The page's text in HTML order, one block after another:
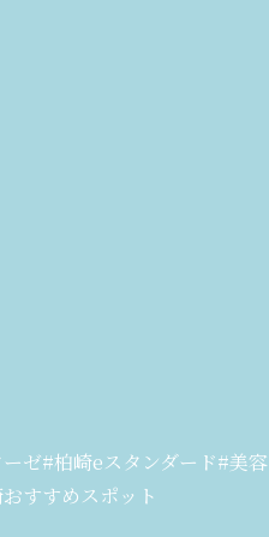
ゼ#柏崎eスタンダード#美容
すすめスポット